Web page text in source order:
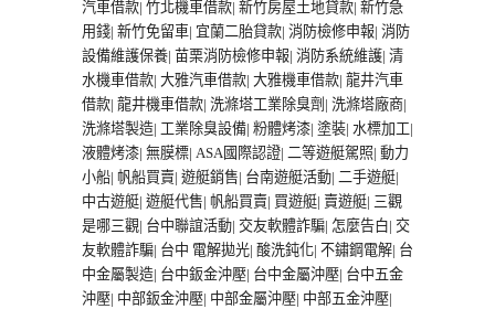
汽車借款| 竹北機車借款| 新竹房屋土地貸款| 新竹急
用錢| 新竹免留車| 宜蘭二胎貸款| 消防檢修申報| 消防
設備維護保養| 苗栗消防檢修申報| 消防系統維護| 清
水機車借款| 大雅汽車借款| 大雅機車借款| 龍井汽車
借款| 龍井機車借款| 洗滌塔工業除臭劑 | 洗滌塔廠商|
洗滌塔製造| 工業除臭設備| 粉體烤漆| 塗裝| 水標加工|
液體烤漆| 無膜標| ASA國際認證| 二等遊艇駕照| 動力
小船| 帆船買賣| 遊艇銷售| 台南遊艇活動| 二手遊艇|
中古遊艇| 遊艇代售| 帆船買賣| 買遊艇| 賣遊艇| 三觀
是哪三觀| 台中聯誼活動| 交友軟體詐騙| 怎麼告白| 交
友軟體詐騙| 台中 電解拋光| 酸洗鈍化| 不鏽鋼電解| 台
中金屬製造| 台中鈑金沖壓| 台中金屬沖壓| 台中五金
沖壓| 中部鈑金沖壓| 中部金屬沖壓| 中部五金沖壓|